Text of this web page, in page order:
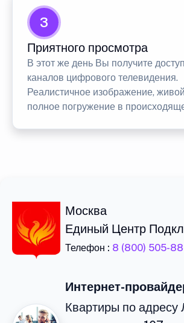
3
Приятного просмотра
В этот же день Вы получите
каналов цифрового телевидения.
Реалистичное изображение,
полное погружение в
Москва
Единый Центр
Телефон : 8 (800) 505-
Интернет-
Квартиры по адресу